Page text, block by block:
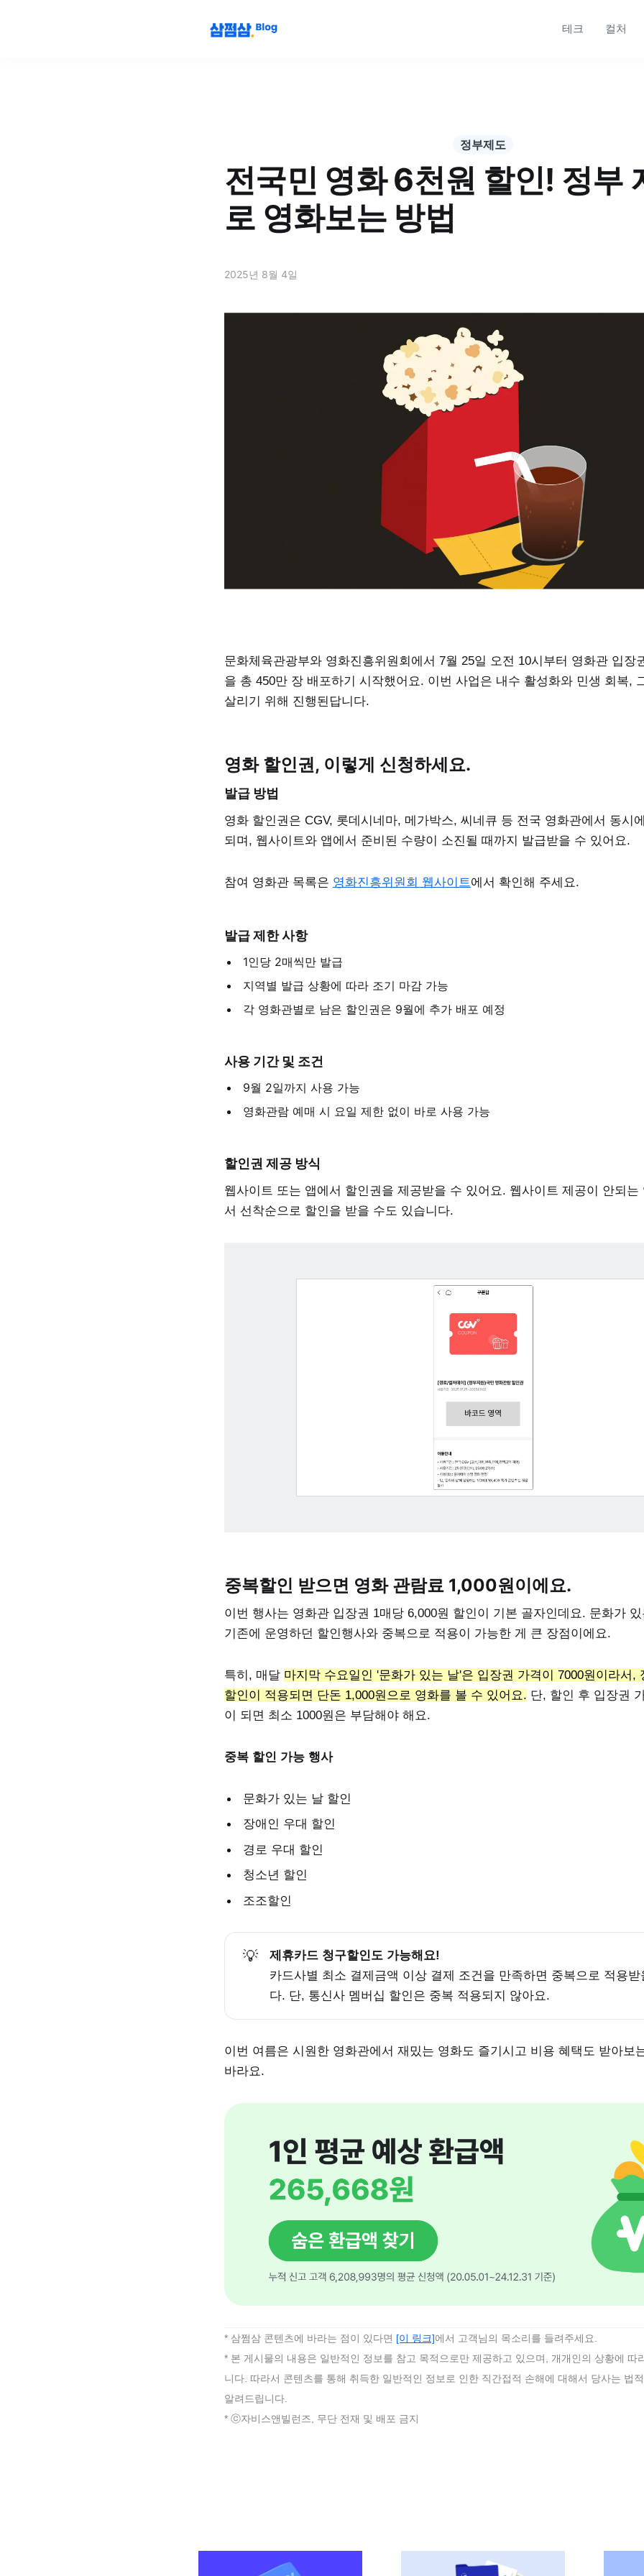
테크 컬처
정부제도
전국민 영화 6천원 할인! 정부
로 영화보는 방법
2025년 8월 4일
문화체육관광부와 영화진흥위원회에서 7월 25일 오전 10시부터 영화관 입장
을 총 450만 장 배포하기 시작했어요. 이번 사업은 내수 활성화와 민생 회복,
살리기 위해 진행된답니다.
영화 할인권, 이렇게 신청하세요.
발급 방법
영화 할인권은 CGV, 롯데시네마, 메가박스, 씨네큐 등 전국 영화관에서 동시
되며, 웹사이트와 앱에서 준비된 수량이 소진될 때까지 발급받을 수 있어요.
참여 영화관 목록은 영화진흥위원회 웹사이트 에서 확인해 주세요.
발급 제한 사항
1인당 2매씩만 발급
지역별 발급 상황에 따라 조기 마감 가능
각 영화관별로 남은 할인권은 9월에 추가 배포 예정
사용 기간 및 조건
9월 2일까지 사용 가능
영화관람 예매 시 요일 제한 없이 바로 사용 가능
할인권 제공 방식
웹사이트 또는 앱에서 할인권을 제공받을 수 있어요. 웹사이트 제공이 안되는
서 선착순으로 할인을 받을 수도 있습니다.
중복할인 받으면 영화 관람료 1,000원이에요.
이번 행사는 영화관 입장권 1매당 6,000원 할인이 기본 골자인데요. 문화가
기존에 운영하던 할인행사와 중복으로 적용이 가능한 게 큰 장점이에요.
특히, 매달 마지막 수요일인 '문화가 있는 날'은 입장권 가격이 7000원이라서,
할인이 적용되면 단돈 1,000원으로 영화를 볼 수 있어요. 단, 할인 후 입장권
이 되면 최소 1000원은 부담해야 해요.
중복 할인 가능 행사
문화가 있는 날 할인
장애인 우대 할인
경로 우대 할인
청소년 할인
조조할인
💡
제휴카드 청구할인도 가능해요!
카드사별 최소 결제금액 이상 결제 조건을 만족하면 중복으로 적용받
다. 단, 통신사 멤버십 할인은 중복 적용되지 않아요.
이번 여름은 시원한 영화관에서 재밌는 영화도 즐기시고 비용 혜택도 받아보
바라요.
* 삼쩜삼 콘텐츠에 바라는 점이 있다면 [이 링크] 에서 고객님의 목소리를 들려주세요.
* 본 게시물의 내용은 일반적인 정보를 참고 목적으로만 제공하고 있으며, 개개인의 상황에 따
니다. 따라서 콘텐츠를 통해 취득한 일반적인 정보로 인한 직간접적 손해에 대해서 당사는 법
알려드립니다.
* ⓒ자비스앤빌런즈, 무단 전재 및 배포 금지